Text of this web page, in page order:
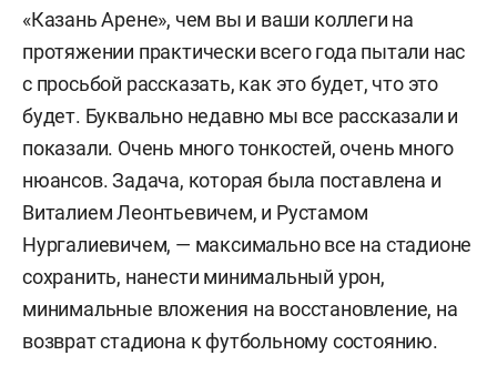
«Казань Арене», чем вы и ваши коллеги на
протяжении практически всего года пытали нас
с просьбой рассказать, как это будет, что это
будет. Буквально недавно мы все рассказали и
показали. Очень много тонкостей, очень много
нюансов. Задача, которая была поставлена и
Виталием Леонтьевичем, и Рустамом
Нургалиевичем, — максимально все на стадионе
сохранить, нанести минимальный урон,
минимальные вложения на восстановление, на
возврат стадиона к футбольному состоянию.